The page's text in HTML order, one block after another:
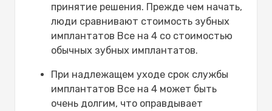
принятие решения. Прежде чем начать,
люди сравнивают стоимость зубных
имплантатов Все на 4 со стоимостью
обычных зубных имплантатов.
При надлежащем уходе срок службы
имплантатов Все на 4 может быть
очень долгим, что оправдывает